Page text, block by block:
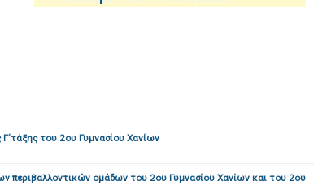
του 2ου Γυμνασίου Χανίων
περιβαλλοντικών ομάδων του 2ου Γυμνασίου Χανίων και του 2ου